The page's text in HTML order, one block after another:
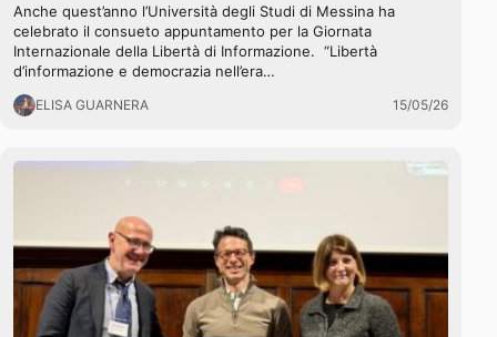
Anche quest’anno l’Università degli Studi di Messina ha
celebrato il consueto appuntamento per la Giornata
Internazionale della Libertà di Informazione. “Libertà
d’informazione e democrazia nell’era…
ELISA GUARNERA 15/05/26